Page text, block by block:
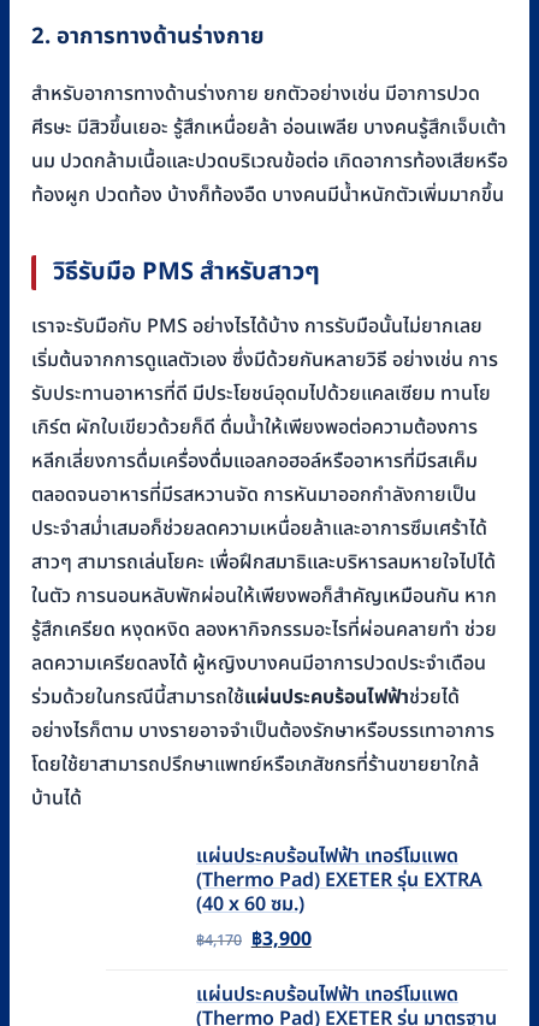
2. อาการทางด้านร่างกาย
สำหรับอาการทางด้านร่างกาย ยกตัวอย่างเช่น มีอาการปวด
ศีรษะ มีสิวขึ้นเยอะ รู้สึกเหนื่อยล้า อ่อนเพลีย บางคนรู้สึกเจ็บเต้า
นม ปวดกล้ามเนื้อและปวดบริเวณข้อต่อ เกิดอาการท้องเสียหรือ
ท้องผูก ปวดท้อง บ้างก็ท้องอืด บางคนมีน้ำหนักตัวเพิ่มมากขึ้น
วิธีรับมือ PMS สำหรับสาวๆ
เราจะรับมือกับ PMS อย่างไรได้บ้าง การรับมือนั้นไม่ยากเลย
เริ่มต้นจากการดูแลตัวเอง ซึ่งมีด้วยกันหลายวิธี อย่างเช่น การ
รับประทานอาหารที่ดี มีประโยชน์อุดมไปด้วยแคลเซียม ทานโย
เกิร์ต ผักใบเขียวด้วยก็ดี ดื่มน้ำให้เพียงพอต่อความต้องการ
หลีกเลี่ยงการดื่มเครื่องดื่มแอลกอฮอล์หรืออาหารที่มีรสเค็ม
ตลอดจนอาหารที่มีรสหวานจัด การหันมาออกกำลังกายเป็น
ประจำสม่ำเสมอก็ช่วยลดความเหนื่อยล้าและอาการซึมเศร้าได้
สาวๆ สามารถเล่นโยคะ เพื่อฝึกสมาธิและบริหารลมหายใจไปได้
ในตัว การนอนหลับพักผ่อนให้เพียงพอก็สำคัญเหมือนกัน หาก
รู้สึกเครียด หงุดหงิด ลองหากิจกรรมอะไรที่ผ่อนคลายทำ ช่วย
ลดความเครียดลงได้ ผู้หญิงบางคนมีอาการปวดประจำเดือน
ร่วมด้วยในกรณีนี้สามารถใช้แผ่นประคบร้อนไฟฟ้าช่วยได้
อย่างไรก็ตาม บางรายอาจจำเป็นต้องรักษาหรือบรรเทาอาการ
โดยใช้ยาสามารถปรึกษาแพทย์หรือเภสัชกรที่ร้านขายยาใกล้
บ้านได้
แผ่นประคบร้อนไฟฟ้า เทอร์โมแพด
(Thermo Pad) EXETER รุ่น EXTRA
(40 x 60 ซม.)
฿4,170 Original
was:
฿3,900Current
is:
แผ่นประคบร้อนไฟฟ้า เทอร์โมแพด
(Thermo Pad) EXETER รุ่น มาตรฐาน